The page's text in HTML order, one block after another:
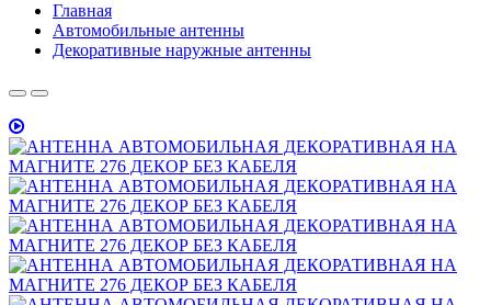
Главная
Автомобильные антенны
Декоративные наружные антенны